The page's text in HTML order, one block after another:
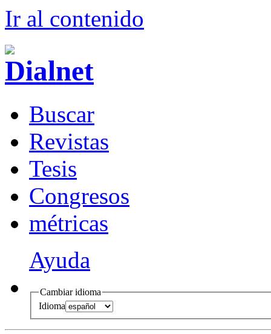
Ir al contenido
Buscar
Revistas
Tesis
Congresos
métricas
Ayuda
Cambiar idioma
Idioma